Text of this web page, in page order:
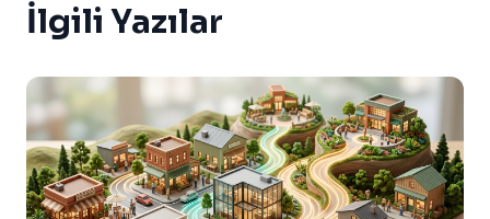
İlgili Yazılar